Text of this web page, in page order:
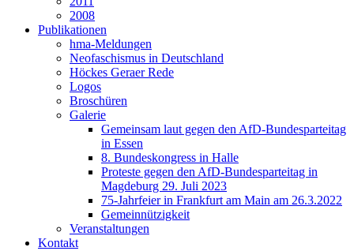
2008
Publikationen
hma-Meldungen
Neofaschismus in Deutschland
Höckes Geraer Rede
Logos
Broschüren
Galerie
Gemeinsam laut gegen den AfD-Bundesparteitag
in Essen
8. Bundeskongress in Halle
Proteste gegen den AfD-Bundesparteitag in
Magdeburg 29. Juli 2023
75-Jahrfeier in Frankfurt am Main am 26.3.2022
Gemeinnützigkeit
Veranstaltungen
Kontakt